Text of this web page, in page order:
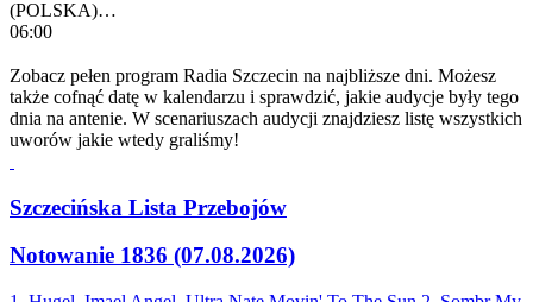
(POLSKA)…
06:00
Zobacz pełen program Radia Szczecin na najbliższe dni. Możesz
także cofnąć datę w kalendarzu i sprawdzić, jakie audycje były tego
dnia na antenie. W scenariuszach audycji znajdziesz listę wszystkich
uworów jakie wtedy graliśmy!
Szczecińska Lista Przebojów
Notowanie 1836 (07.08.2026)